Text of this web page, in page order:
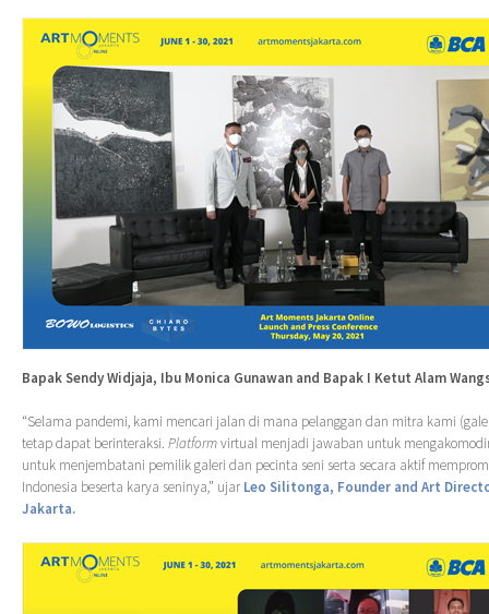
Bapak Sendy Widjaja, Ibu Monica Gunawan and Bapak I Ketut Alam
“Selama pandemi, kami mencari jalan di mana pelanggan dan mitra kami
tetap dapat berinteraksi. Platformvirtual menjadi jawaban untuk
untuk menjembatani pemilik galeri dan pecinta seni serta secara aktif
Indonesia beserta karya seninya,” ujar Leo Silitonga, Founder and Art
Jakarta.